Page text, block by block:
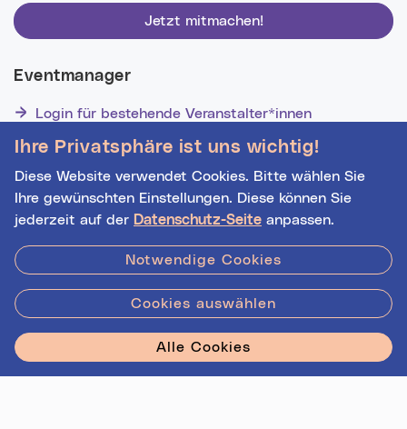
Ihre Privatsphäre ist uns wichtig!
Diese Website verwendet Cookies. Bitte wählen Sie
Ihre gewünschten Einstellungen. Diese können Sie
jederzeit auf der Datenschutz-Seite anpassen.
Notwendige Cookies
Cookies auswählen
Alle Cookies
Jetzt mitmachen!
Eventmanager
Login für bestehende Veranstalter*innen
Noch nicht registriert? Werden Sie eine*r von 1629
Veranstalter*innen!